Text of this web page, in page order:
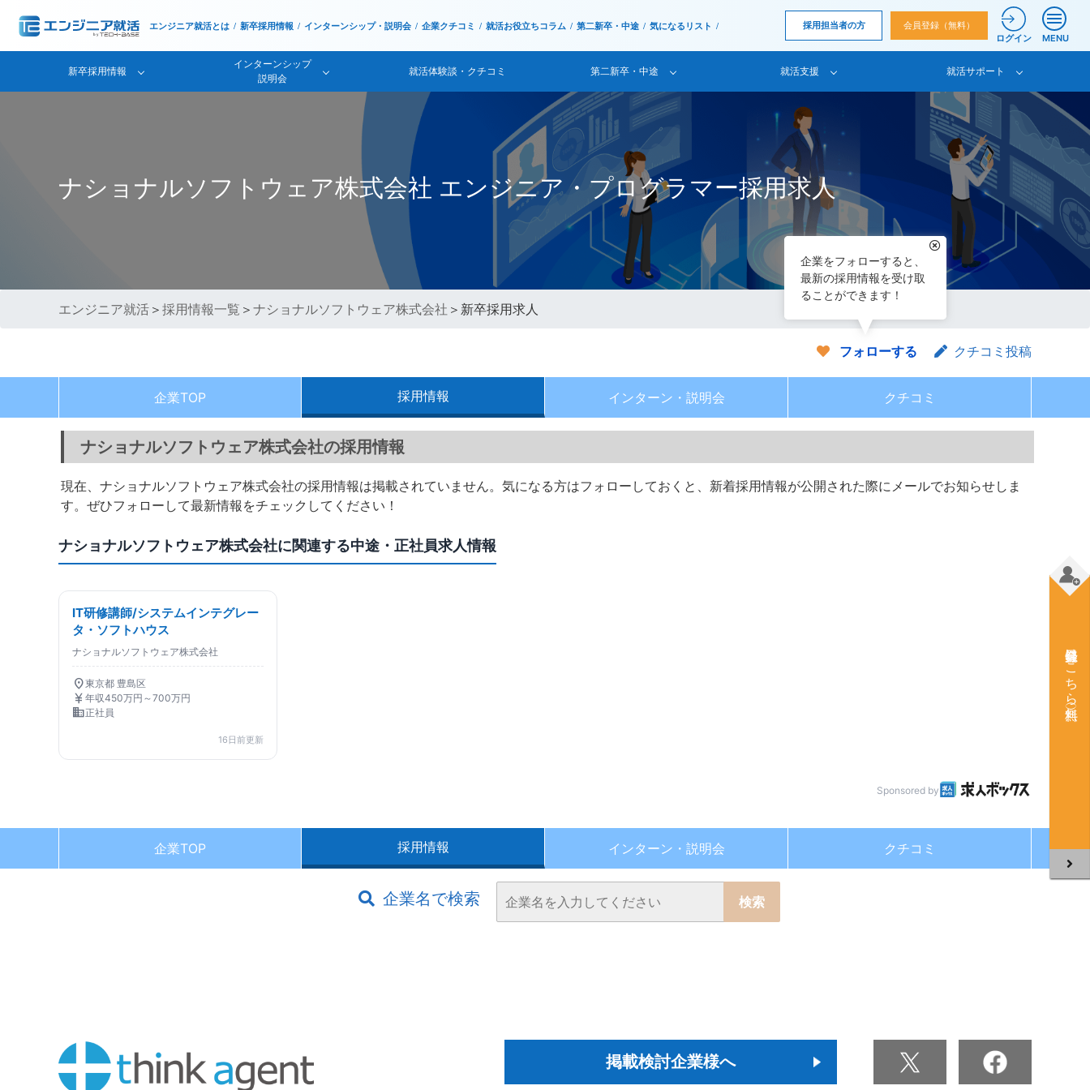
エンジニア就活とは 新卒採用情報 インターンシップ・説明会 企業クチコミ 就活お役立ちコラム 第二新卒・中途 気になるリスト 採用担当者の方
会員登録（無料）
ログイン
MENU
新卒採用情報
インターンシップ
説明会
就活体験談・クチコミ 第二新卒・中途 就活支援 就活サポート
ナショナルソフトウェア株式会社 エンジニア・プログラマー採用求人
エンジニア就活 ＞ 採用情報一覧 ＞ ナショナルソフトウェア株式会社 ＞新卒採用求人
フォローする
企業をフォローすると、
最新の採用情報を受け取
ることができます！
クチコミ投稿
企業TOP 採用情報 インターン・ 説明会 クチコミ
ナショナルソフトウェア株式会社の採用情報
現在、ナショナルソフトウェア株式会社の採用情報は掲載されていません。気になる方はフォローしておくと、新着採用情報が公開された際にメールでお知らせしま
す。ぜひフォローして最新情報をチェックしてください！
ナショナルソフトウェア株式会社に関連する中途・正社員求人情報
IT研修講師/システムインテグレー
タ・ソフトハウス
ナショナルソフトウェア株式会社
location_on東京都 豊島区
currency_yen 年収450万円～700万円
business正社員
16日前更新
Sponsored by
企業TOP 採用情報 インターン・ 説明会 クチコミ
企業名で検索
掲載検討企業様へ
会員登録はこちら（無料）